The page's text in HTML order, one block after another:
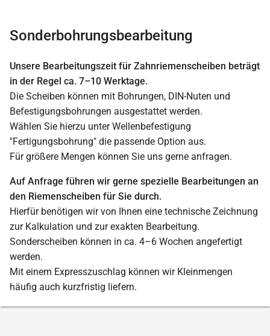
Sonderbohrungsbearbeitung
Unsere Bearbeitungszeit für Zahnriemenscheiben beträgt
in der Regel ca. 7–10 Werktage.
Die Scheiben können mit Bohrungen, DIN-Nuten und
Befestigungsbohrungen ausgestattet werden.
Wählen Sie hierzu unter Wellenbefestigung
"Fertigungsbohrung" die passende Option aus.
Für größere Mengen können Sie uns gerne anfragen.
Auf Anfrage führen wir gerne spezielle Bearbeitungen an
den Riemenscheiben für Sie durch.
Hierfür benötigen wir von Ihnen eine technische Zeichnung
zur Kalkulation und zur exakten Bearbeitung.
Sonderscheiben können in ca. 4–6 Wochen angefertigt
werden.
Mit einem Expresszuschlag können wir Kleinmengen
häufig auch kurzfristig liefern.